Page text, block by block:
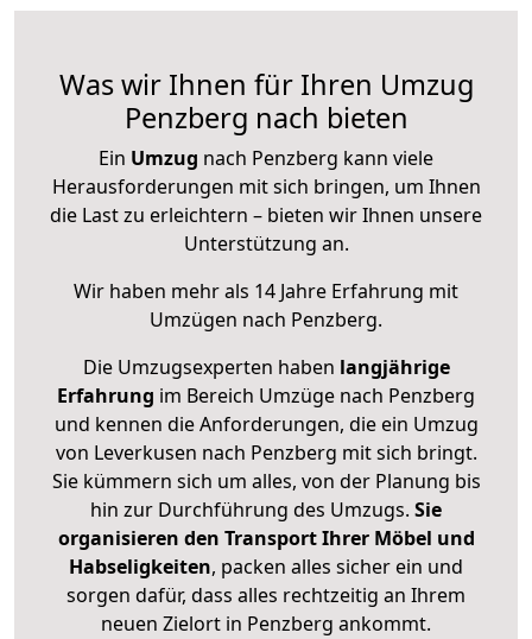
Was wir Ihnen für Ihren Umzug
Penzberg nach bieten
Ein Umzug nach Penzberg kann viele
Herausforderungen mit sich bringen, um Ihnen
die Last zu erleichtern – bieten wir Ihnen unsere
Unterstützung an.
Wir haben mehr als 14 Jahre Erfahrung mit
Umzügen nach Penzberg.
Die Umzugsexperten haben langjährige
Erfahrung im Bereich Umzüge nach Penzberg
und kennen die Anforderungen, die ein Umzug
von Leverkusen nach Penzberg mit sich bringt.
Sie kümmern sich um alles, von der Planung bis
hin zur Durchführung des Umzugs. Sie
organisieren den Transport Ihrer Möbel und
Habseligkeiten, packen alles sicher ein und
sorgen dafür, dass alles rechtzeitig an Ihrem
neuen Zielort in Penzberg ankommt.